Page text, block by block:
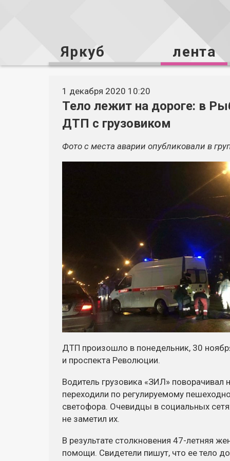
Яркуб лента
1 декабря 2020 10:20
Тело лежит на дороге: в
ДТП с грузовиком
Фото с места аварии опубликовали в
ДТП произошло в понедельник, 30
и проспекта Революции.
Водитель грузовика «ЗИЛ»
переходили по регулируемому
светофора. Очевидцы в социальных
не заметил их.
В результате столкновения 47-летняя
помощи. Свидетели пишут, что ее тело